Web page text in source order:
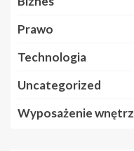
Prawo
Technologia
Uncategorized
Wyposażenie wnętrz